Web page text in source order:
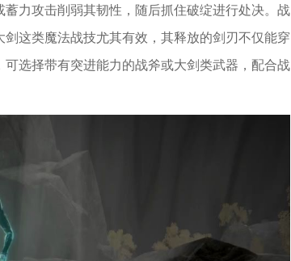
力攻击削弱其韧性，随后抓住破绽进行处决。战
这类魔法战技尤其有效，其释放的剑刃不仅能穿
选择带有突进能力的战斧或大剑类武器，配合战